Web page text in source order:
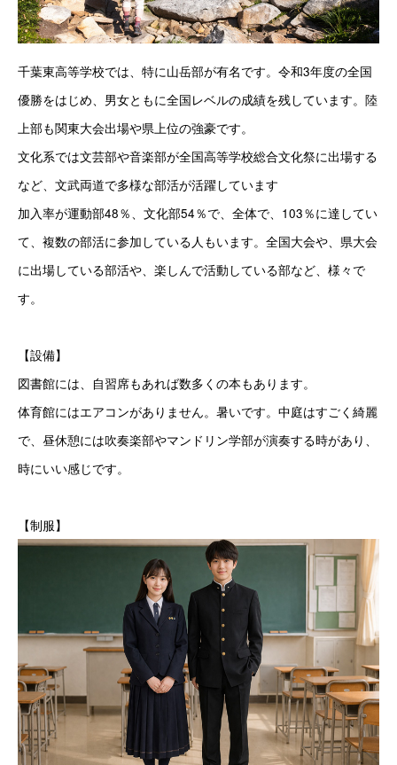
千葉東高等学校では、特に山岳部が有名です。令和3年度の全国
優勝をはじめ、男女ともに全国レベルの成績を残しています。陸
上部も関東大会出場や県上位の強豪です。
文化系では文芸部や音楽部が全国高等学校総合文化祭に出場する
など、文武両道で多様な部活が活躍しています
加入率が運動部48％、文化部54％で、全体で、103％に達してい
て、複数の部活に参加している人もいます。全国大会や、県大会
に出場している部活や、楽しんで活動している部など、様々で
す。
【設備】
図書館には、自習席もあれば数多くの本もあります。
体育館にはエアコンがありません。暑いです。中庭はすごく綺麗
で、昼休憩には吹奏楽部やマンドリン学部が演奏する時があり、
時にいい感じです。
【制服】